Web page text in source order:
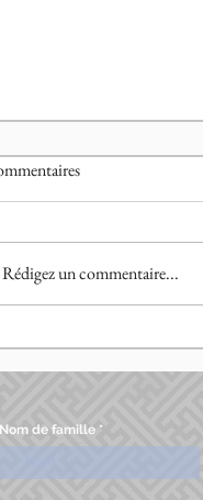
Rédigez un commentaire...
Nom de famille